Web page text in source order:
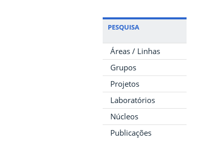
PESQUISA
Áreas / Linhas
Grupos
Projetos
Laboratórios
Núcleos
Publicações